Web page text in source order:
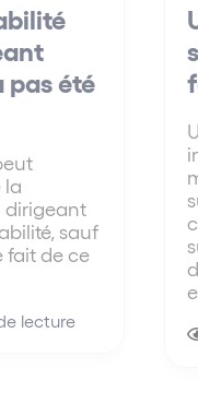
pas été
la
dirigeant
sauf
fait de ce
lecture